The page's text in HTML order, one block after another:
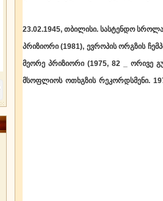
23.02.1945, თბილისი. სასტენდო
პრიზიორი (1981), ევროპის ორგზის
მეორე პრიზიორი (1975, 82 _ ორივე
მსოფლიოს ოთხგზის რეკორდსმენი.